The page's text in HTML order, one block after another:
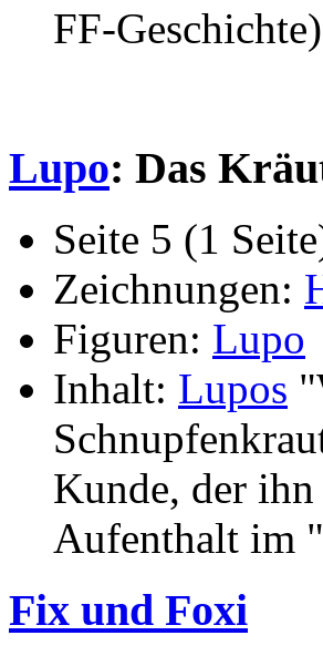
FF-Geschichte)
Lupo: Das
Seite 5 (1
Zeichnungen:
Figuren: Lupo
Inhalt: Lupos
Kunde, der
Aufenthalt im
Fix und Foxi